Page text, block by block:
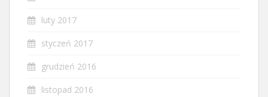
luty 2017
styczeń 2017
grudzień 2016
listopad 2016